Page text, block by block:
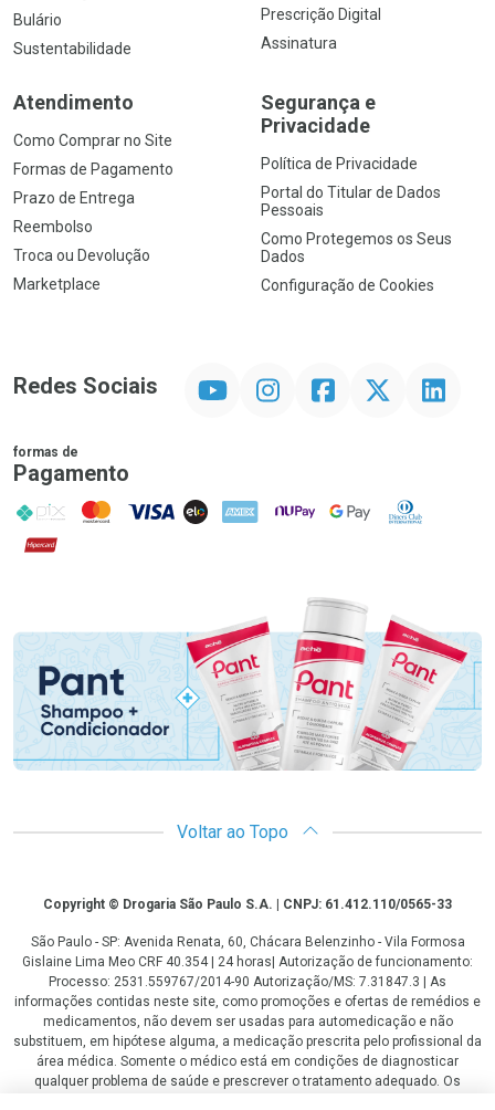
Bulário
Sustentabilidade
Prescrição Digital
Assinatura
Atendimento
Como Comprar no Site
Formas de Pagamento
Prazo de Entrega
Reembolso
Troca ou Devolução
Marketplace
Segurança e
Privacidade
Política de Privacidade
Portal do Titular de Dados
Pessoais
Como Protegemos os Seus
Dados
Configuração de Cookies
Redes Sociais InstagramFacebookTwitter Linkedin
formas de
Pagamento
PIX MasterCard
VISA ELO AMEX NuPay Google PayDiners Club
Hipercard
Promoção em Destaque
Voltar ao Topo
CopyrightCopyright © Drogaria São Paulo S.A. | CNPJ: 61.412.110/0565-33
São Paulo - SP: Avenida Renata, 60, Chácara Belenzinho - Vila Formosa
Gislaine Lima Meo CRF 40.354 | 24 horas| Autorização de funcionamento:
Processo: 2531.559767/2014-90 Autorização/MS: 7.31847.3 | As
informações contidas neste site, como promoções e ofertas de remédios e
medicamentos, não devem ser usadas para automedicação e não
substituem, em hipótese alguma, a medicação prescrita pelo profissional da
área médica. Somente o médico está em condições de diagnosticar
qualquer problema de saúde e prescrever o tratamento adequado. Os